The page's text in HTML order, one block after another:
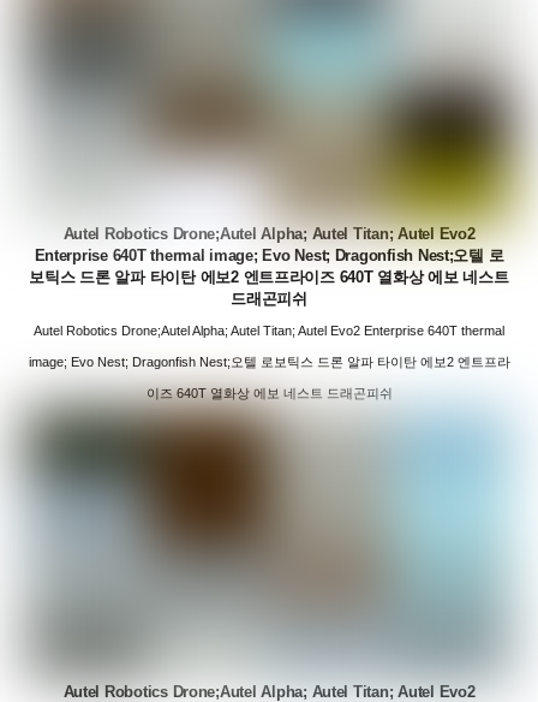
Autel Robotics Drone;Autel Alpha; Autel Titan; Autel Evo2
Enterprise 640T thermal image; Evo Nest; Dragonfish Nest;오텔 로
보틱스 드론 알파 타이탄 에보2 엔트프라이즈 640T 열화상 에보 네스트
드래곤피쉬
Autel Robotics Drone;Autel Alpha; Autel Titan; Autel Evo2 Enterprise 640T thermal
image; Evo Nest; Dragonfish Nest;오텔 로보틱스 드론 알파 타이탄 에보2 엔트프라
이즈 640T 열화상 에보 네스트 드래곤피쉬
Autel Robotics Drone;Autel Alpha; Autel Titan; Autel Evo2